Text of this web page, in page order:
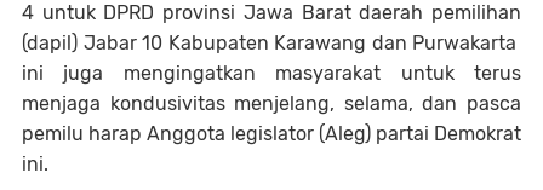
4 untuk DPRD provinsi Jawa Barat daerah pemilihan
(dapil) Jabar 10 Kabupaten Karawang dan Purwakarta
ini juga mengingatkan masyarakat untuk terus
menjaga kondusivitas menjelang, selama, dan pasca
pemilu harap Anggota legislator (Aleg) partai Demokrat
ini.